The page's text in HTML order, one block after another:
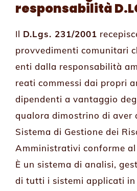
responsabilità
Il D.Lgs. 231/2001
provvedimenti comunitari
enti dalla responsabilità
reati commessi dai propri
dipendenti a vantaggio
qualora dimostrino di aver
Sistema di Gestione dei
Amministrativi conforme al
È un sistema di analisi,
di tutti i sistemi applicati in